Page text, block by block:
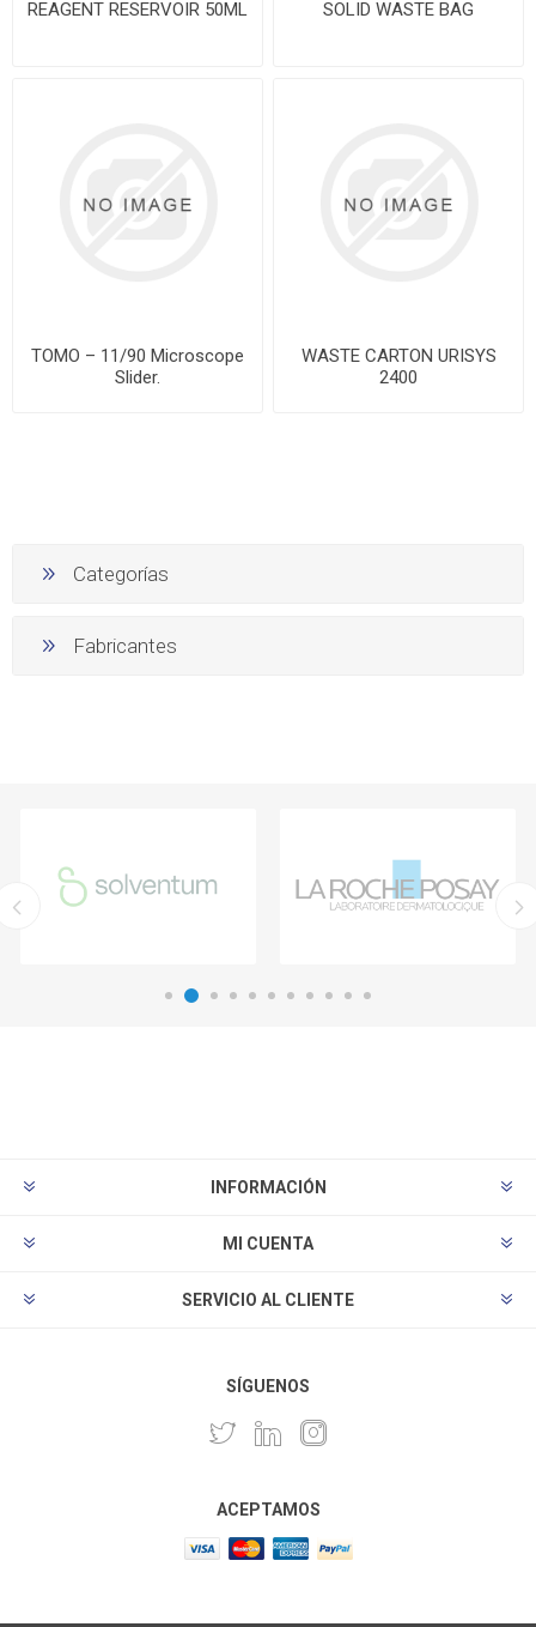
REAGENT RESERVOIR 50ML SOLID WASTE BAG
TOMO – 11/90 Microscope
Slider.
WASTE CARTON URISYS
2400
Categorías
Fabricantes
INFORMACIÓN
MI CUENTA
SERVICIO AL CLIENTE
SÍGUENOS
ACEPTAMOS